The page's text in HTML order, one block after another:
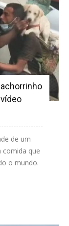
de um
comida que
o mundo.